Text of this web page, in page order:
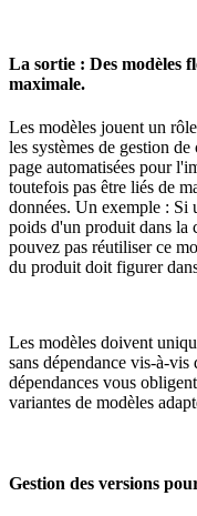
La sortie : Des modèles
maximale.
Les modèles jouent un
les systèmes de gestion
page automatisées pour
toutefois pas être liés de
données. Un exemple : Si
poids d'un produit dans la
pouvez pas réutiliser ce
du produit doit figurer
Les modèles doivent
sans dépendance vis-à-
dépendances vous
variantes de modèles
Gestion des versions